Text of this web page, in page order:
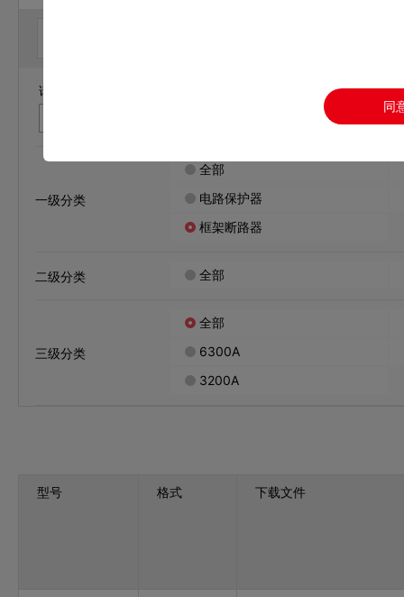
请输入您要查找的文件名称和文件编号，关键词中间请不要带空
一级分类
全部
电路保护器
框架断路器
二级分类 全部
三级分类
全部
6300A
3200A
型号 格式 下载文件
同